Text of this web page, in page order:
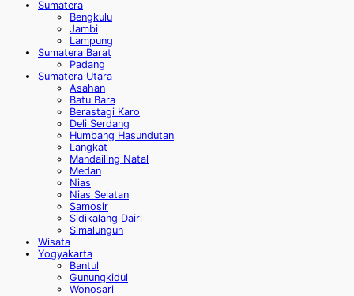
Sumatera
Bengkulu
Jambi
Lampung
Sumatera Barat
Padang
Sumatera Utara
Asahan
Batu Bara
Berastagi Karo
Deli Serdang
Humbang Hasundutan
Langkat
Mandailing Natal
Medan
Nias
Nias Selatan
Samosir
Sidikalang Dairi
Simalungun
Wisata
Yogyakarta
Bantul
Gunungkidul
Wonosari